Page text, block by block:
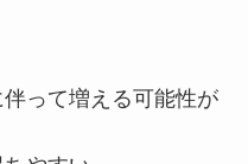
って増える可能性が